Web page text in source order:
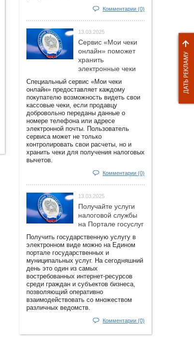
Комментарии (0)
13.03.2025
Сервис «Мои чеки
онлайн» поможет
хранить
электронные чеки
Специальный сервис «Мои чеки
онлайн» предоставляет каждому
покупателю возможность видеть свои
кассовые чеки, если продавцу
добровольно переданы данные о
номере телефона или адресе
электронной почты. Пользователь
сервиса может не только
контролировать свои расчеты, но и
хранить чеки для получения налоговых
вычетов.
Комментарии (0)
13.03.2025
Получайте услуги
налоговой службы
на Портале госyслуг
Получить государственную услугу в
электронном виде можно на Едином
портале государственных и
муниципальных услуг. На сегодняшний
день это один из самых
востребованных интернет-ресурсов
среди граждан и субъектов бизнеса,
позволяющий оперативно
взаимодействовать со множеством
различных ведомств.
Комментарии (0)